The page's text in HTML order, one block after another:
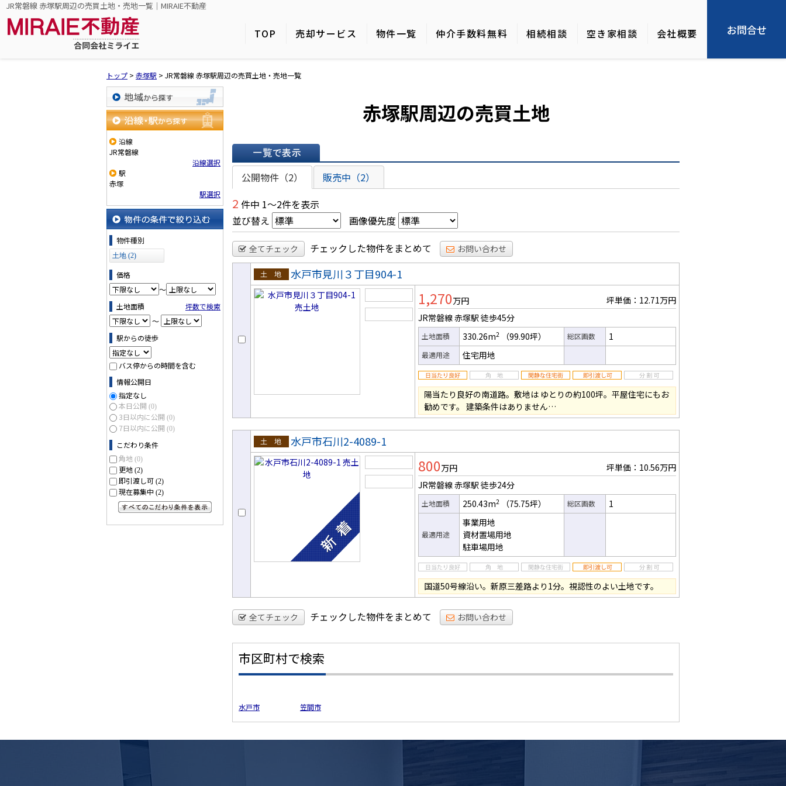
JR常磐線 赤塚駅周辺の売買土地・売地一覧｜MIRAIE不動産
TOP 売却サービス 物件一覧 仲介手数料無料 相続相談 空き家相談 会社概要 お問合せ
トップ > 赤塚駅 > JR常磐線 赤塚駅周辺の売買土地・売地一覧
地域から探す
沿線・駅から探す
沿線
JR常磐線
沿線選択
駅
赤塚
駅選択
物件の条件で絞り込む
物件種別
土地 (2)
価格
～
土地面積
坪数で検索
～
駅からの徒歩
バス停からの時間を含む
情報公開日
指定なし
本日公開 (0)
3日以内に公開 (0)
7日以内に公開 (0)
こだわり条件
角地 (0)
更地 (2)
即引渡し可 (2)
現在募集中 (2)
赤塚駅周辺の売買土地
一覧で表示
公開物件（2） 販売中（2）
2 件中 1～2件を表示
並び替え
画像優先度
全てチェック チェックした物件をまとめて お問い合わせ
売土地
水戸市見川３丁目904-1
1,270万円
坪単価：12.71万円
JR常磐線 赤塚駅 徒歩45分
土地面積 330.26m2 （99.90坪） 総区画数 1
最適用途 住宅用地
陽当たり良好の南道路。敷地は ゆとりの約100坪。平屋住宅にもお
勧めです。 建築条件はありません…
売土地
水戸市石川2-4089-1
800万円
坪単価：10.56万円
JR常磐線 赤塚駅 徒歩24分
土地面積 250.43m2 （75.75坪） 総区画数 1
最適用途
事業用地
資材置場用地
駐車場用地
国道50号線沿い。新原三差路より1分。視認性のよい土地です。
全てチェック チェックした物件をまとめて お問い合わせ
市区町村で検索
水戸市 笠間市